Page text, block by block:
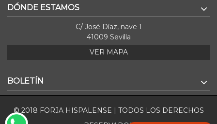
DÓNDE ESTAMOS
C/ José Díaz, nave 1
41009 Sevilla
VER MAPA
BOLETÍN
© 2018 FORJA HISPALENSE | TODOS LOS DERECHOS